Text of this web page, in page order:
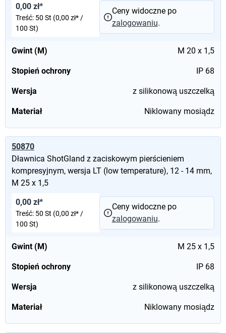
Gwint (M) M 20 x 1,5
Stopień ochrony IP 68
Wersja z silikonową uszczelką
Materiał Niklowany mosiądz
0,00 zł*
Treść: 50 St (0,00 zł* /
100 St)
Ceny widoczne po
zalogowaniu.
50870
Dławnica ShotGland z zaciskowym pierścieniem
kompresyjnym, wersja LT (low temperature), 12 - 14 mm,
M 25 x 1,5
Gwint (M) M 25 x 1,5
Stopień ochrony IP 68
Wersja z silikonową uszczelką
Materiał Niklowany mosiądz
0,00 zł*
Treść: 50 St (0,00 zł* /
100 St)
Ceny widoczne po
zalogowaniu.